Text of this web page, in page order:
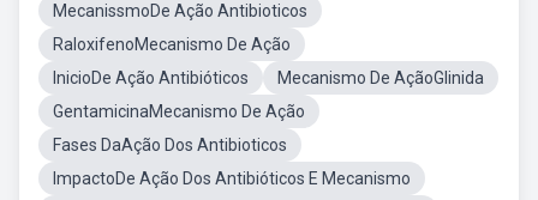
MecanissmoDe Ação Antibioticos
RaloxifenoMecanismo De Ação
InicioDe Ação Antibióticos
Mecanismo De AçãoGlinida
GentamicinaMecanismo De Ação
Fases DaAção Dos Antibioticos
ImpactoDe Ação Dos Antibióticos E Mecanismo